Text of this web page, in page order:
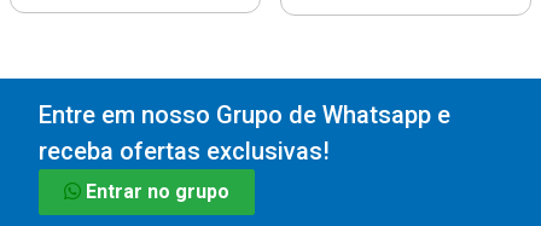
Entre em nosso Grupo de Whatsapp e
receba ofertas exclusivas!
Entrar no grupo